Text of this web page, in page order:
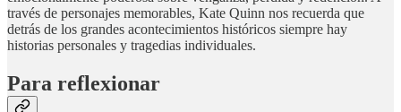
través de personajes memorables, Kate Quinn nos recuerda que
detrás de los grandes acontecimientos históricos siempre hay
historias personales y tragedias individuales.
Para reflexionar